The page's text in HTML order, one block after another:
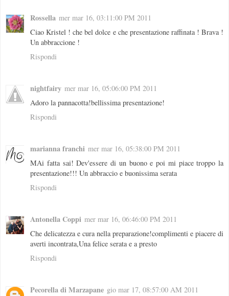
Rossella mer mar 16, 03:11:00 PM 2011
Ciao Kristel ! che bel dolce e che presentazione raffinata ! Brava !
Un abbraccione !
Rispondi
nightfairy mer mar 16, 05:06:00 PM 2011
Adoro la pannacotta!bellissima presentazione!
Rispondi
marianna franchi mer mar 16, 05:38:00 PM 2011
MAi fatta sai! Dev'essere di un buono e poi mi piace troppo la
presentazione!!! Un abbraccio e buonissima serata
Rispondi
Antonella Coppi mer mar 16, 06:46:00 PM 2011
Che delicatezza e cura nella preparazione!complimenti e piacere di
averti incontrata,Una felice serata e a presto
Rispondi
Pecorella di Marzapane gio mar 17, 08:57:00 AM 2011